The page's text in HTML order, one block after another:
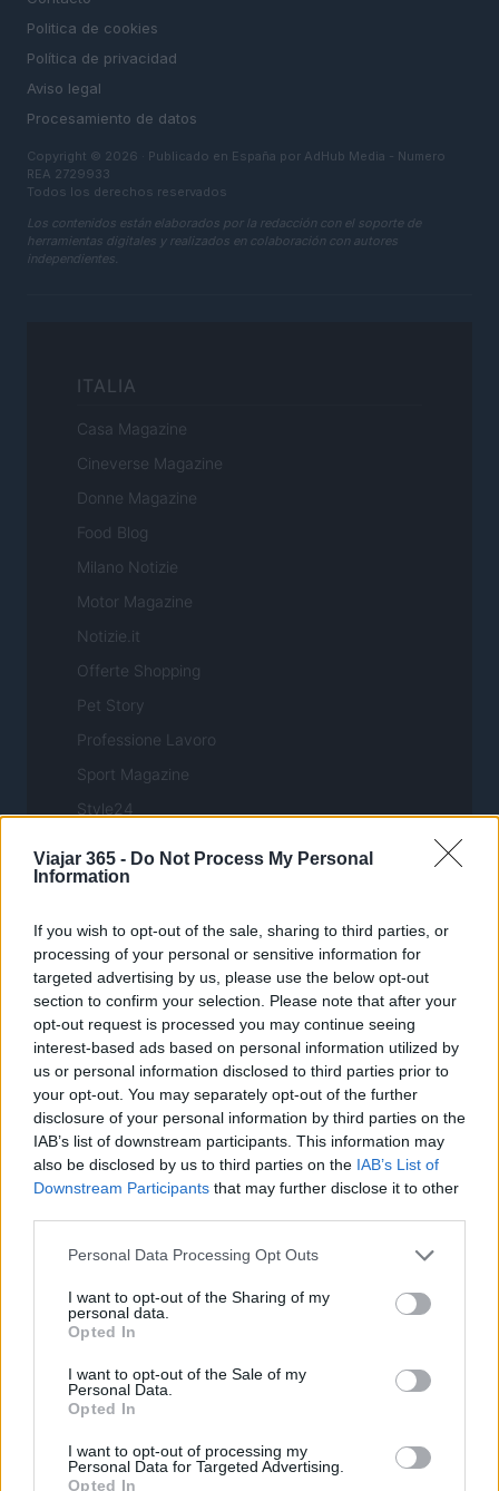
Viajar 365 - Do Not Process My Personal
Information
If you wish to opt-out of the sale, sharing to third parties, or
processing of your personal or sensitive information for
targeted advertising by us, please use the below opt-out
section to confirm your selection. Please note that after your
opt-out request is processed you may continue seeing
interest-based ads based on personal information utilized by
us or personal information disclosed to third parties prior to
your opt-out. You may separately opt-out of the further
disclosure of your personal information by third parties on the
IAB’s list of downstream participants. This information may
also be disclosed by us to third parties on the IAB’s List of
Downstream Participants that may further disclose it to other
Please note that this website/app uses one or more Google
not limited to your visit or usage behaviour. You may click to
grant or deny consent to Google and its third-party tags to
use your data for below specified purposes in below Google
consent section.
Personal Data Processing Opt Outs
I want to opt-out of the Sharing of my
personal data.
Opted In
I want to opt-out of the Sale of my
Personal Data.
Opted In
I want to opt-out of processing my
Personal Data for Targeted Advertising.
Opted In
Politica de cookies
Política de privacidad
Aviso legal
Procesamiento de datos
Copyright © 2026 · Publicado en España por AdHub Media - Numero
REA 2729933
Todos los derechos reservados
Los contenidos están elaborados por la redacción con el soporte de
herramientas digitales y realizados en colaboración con autores
independientes.
ITALIA
Casa Magazine
Cineverse Magazine
Donne Magazine
Food Blog
Milano Notizie
Motor Magazine
Notizie.it
Offerte Shopping
Pet Story
Professione Lavoro
Sport Magazine
Style24
Tuobenessere
Nonne Magazine
Milano Cortina
Luxury Club
Il Calcio Online
Professione mamma
World Music
Investimenti Magazine
Money 365
Zona Nerd
B2B Magazine
People Magazine
Day Travel
ESG 365
FuturoDonna